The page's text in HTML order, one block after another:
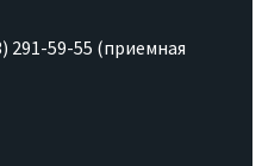
291-59-55 (приемная